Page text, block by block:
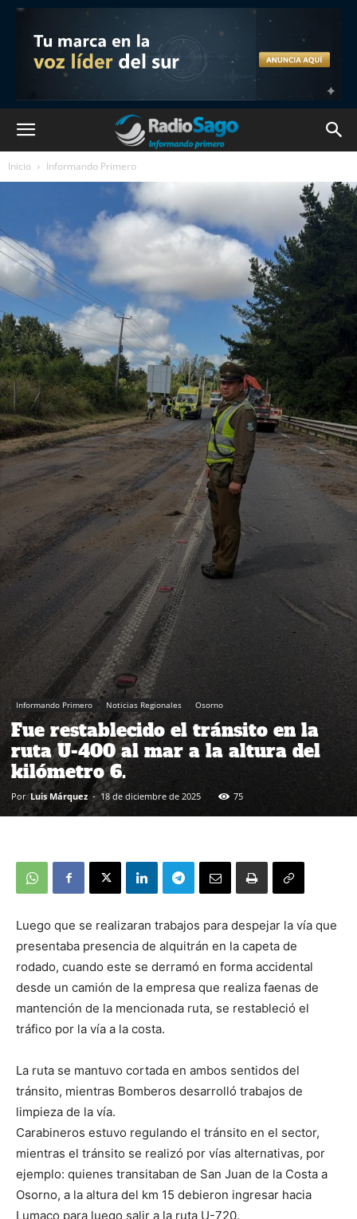
Inicio Informando Primero
Informando Primero Noticias Regionales Osorno
Fue restablecido el tránsito en la
ruta U-400 al mar a la altura del
kilómetro 6.
Por Luis Márquez - 18 de diciembre de 2025 75
Luego que se realizaran trabajos para despejar la vía que
presentaba presencia de alquitrán en la capeta de
rodado, cuando este se derramó en forma accidental
desde un camión de la empresa que realiza faenas de
mantención de la mencionada ruta, se restableció el
tráfico por la vía a la costa.
La ruta se mantuvo cortada en ambos sentidos del
tránsito, mientras Bomberos desarrolló trabajos de
limpieza de la vía.
Carabineros estuvo regulando el tránsito en el sector,
mientras el tránsito se realizó por vías alternativas, por
ejemplo: quienes transitaban de San Juan de la Costa a
Osorno, a la altura del km 15 debieron ingresar hacia
Lumaco para luego salir a la ruta U-720.